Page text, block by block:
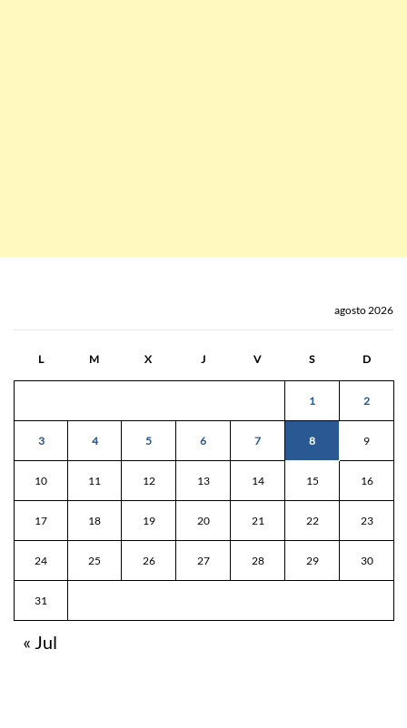
agosto 2026
L M X J V S D
1 2
3 4 5 6 7 8 9
10 11 12 13 14 15 16
17 18 19 20 21 22 23
24 25 26 27 28 29 30
31
« Jul